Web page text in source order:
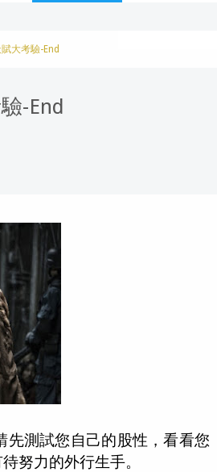
大考驗-End
-End
測試您自己的股性，看看您
努力的外行生手。